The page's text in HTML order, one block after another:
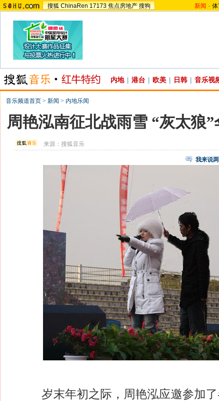
搜狐 ChinaRen 17173 焦点房地产 搜狗 新闻 -
内地 港台 欧美 日韩 音乐视
音乐频道首页 > 新闻 > 内地乐闻
周艳泓南征北战雨雪 “灰太狼
来源：搜狐音乐
我来说
岁末年初之际，周艳泓应邀参加了